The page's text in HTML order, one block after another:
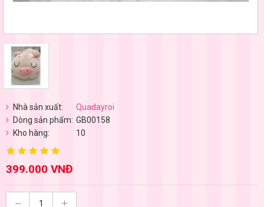
Nhà sản xuất:
Quadayroi
Dòng sản phẩm: GB00158
Kho hàng:
10
399.000 VNĐ